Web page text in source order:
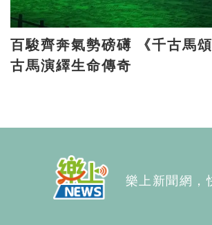
百駿齊奔氣勢磅礡 《千古馬
古馬演繹生命傳奇
樂上新聞網，